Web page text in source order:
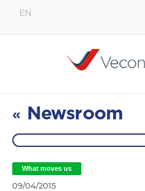
EN
« Newsroom
What moves us
09/04/2015